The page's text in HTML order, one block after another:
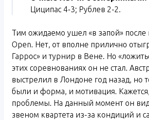
Циципас 4-3; Рублев 2-2.
Тим ожидаемо ушел «в запой» после
Open. Нет, от вполне прилично
Гаррос» и турнир в Вене. Но
этих соревнованиях он не стал.
выстрелил в Лондоне год назад, но
были и форма, и мотивация. Кажется,
проблемы. На данный момент он
звеном квартета из-за кондиций и